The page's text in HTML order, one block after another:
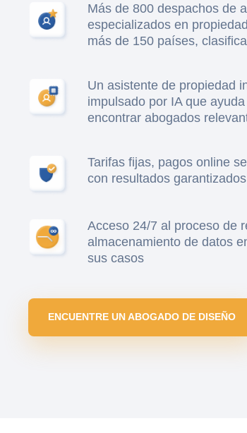
Más de 800 despachos de
especializados en
más de 150 países,
Un asistente de propiedad
impulsado por IA que
encontrar abogados
Tarifas fijas, pagos online
con resultados garantizados
Acceso 24/7 al proceso de
almacenamiento de datos
sus casos
ENCUENTRE UN ABOGADO DE DISEÑO